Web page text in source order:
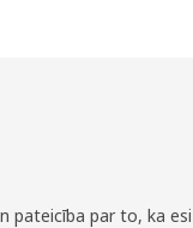
pateicība par to, ka esi